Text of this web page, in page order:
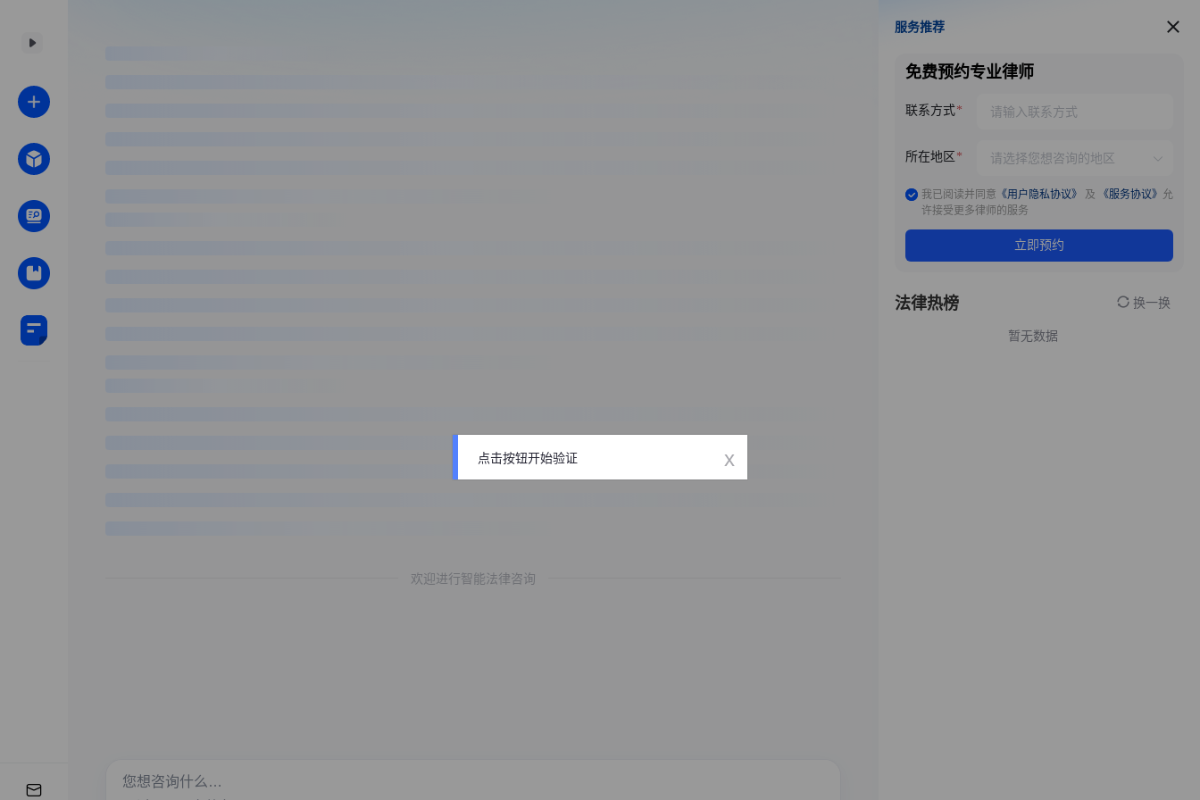
欢迎进行智能法律咨询
服务推荐
服务推荐
免费预约专业律师
联系方式
所在地区
我已阅读并同意 《用户隐私协议》 及 《服务协议》 允
许接受更多律师的服务
立即预约
法律热榜 换一换
暂无数据
点击按钮开始验证 x